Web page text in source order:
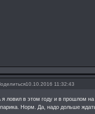
10.10.2016 11:32:43
я ловил в этом году и в прошлом
Норм. Да, надо дольше